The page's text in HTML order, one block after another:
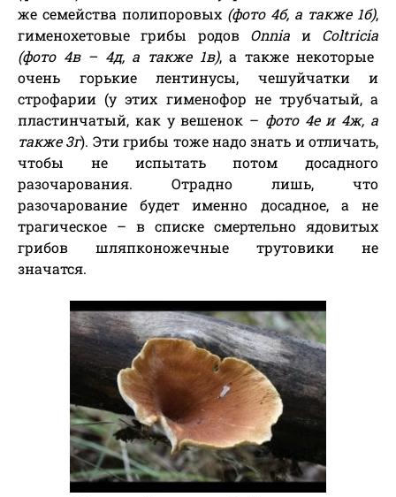
же семейства полипоровых (фото 4б, а также 1б),
гименохетовые грибы родов Onnia и Coltricia
(фото 4в – 4д, а также 1в), а также некоторые
очень горькие лентинусы, чешуйчатки и
строфарии (у этих гименофор не трубчатый, а
пластинчатый, как у вешенок – фото 4е и 4ж, а
также 3г). Эти грибы тоже надо знать и отличать,
чтобы не испытать потом досадного
разочарования. Отрадно лишь, что
разочарование будет именно досадное, а не
трагическое – в списке смертельно ядовитых
грибов шляпконожечные трутовики не
значатся.